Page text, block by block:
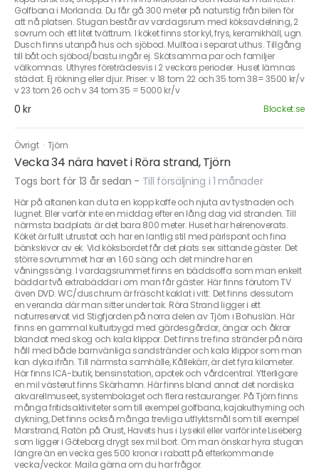
Golfbana i Morlanda. Du får gå 300 meter på naturstig från bilen för
att nå platsen. Stugan består av vardagsrum med köksavdelning, 2
sovrum och ett litet tvättrum. I köket finns stor kyl, frys, keramikhäll, ugn.
Dusch finns utanpå hus och sjöbod. Mulltoa i separat uthus. Tillgång
till båt och sjöbod/bastu ingår ej. Skötsamma par och familjer
välkomnas. Uthyres företrädesvis i 2 veckors perioder. Huset lämnas
städat. Ej rökning eller djur. Priser: v 18 tom 22 och 35 tom 38= 3500 kr/v
v 23 tom 26 och v 34 tom 35 = 5000 kr/v
0 kr Blocket.se
Övrigt · Tjörn
Vecka 34 nära havet i Röra strand, Tjörn
Togs bort för 13 år sedan - Till försäljning i 1 månader
Här på altanen kan du ta en kopp kaffe och njuta av tystnaden och
lugnet. Eller varför inte en middag efter en lång dag vid stranden. Till
närmsta badplats är det bara 800 meter. Huset har helrenoverats.
Köket är fullt utrustat och har en lantlig stil med pärlspont och fina
bänkskivor av ek. Vid köksbordet får det plats sex sittande gäster. Det
större sovrummet har en 1.60 säng och det mindre har en
våningssäng. I vardagsrummet finns en bäddsoffa som man enkelt
bäddar två extrabäddar i om man får gäster. Här finns förutom TV
även DVD. WC/duschrum är fräscht kaklat i vitt. Det finns dessutom
en veranda där man sitter under tak. Röra Strand ligger i ett
naturreservat vid Stigfjorden på norra delen av Tjörn i Bohuslän. Här
finns en gammal kulturbygd med gärdesgårdar, ängar och åkrar
blandat med skog och kala klippor. Det finns tre fina stränder på nära
håll med både barnvänliga sandstränder och kala klippor som man
kan dyka ifrån. Till närmsta samhälle, Kållekärr, är det fyra kilometer.
Här finns ICA-butik, bensinstation, apotek och vårdcentral. Ytterligare
en mil västerut finns Skärhamn. Här finns bland annat det nordiska
akvarellmuseet, systembolaget och flera restauranger. På Tjörn finns
många fritidsaktiviteter som till exempel golfbana, kajakuthyrning och
dykning, Det finns också många trevliga utflyktsmål som till exempel
Marstrand, Flatön på Orust, Havets hus i Lysekil eller varför inte Liseberg
som ligger i Göteborg drygt sex mil bort. Om man önskar hyra stugan
längre än en vecka ges 500 kronor i rabatt på efterkommande
vecka/veckor. Maila gärna om du har frågor.